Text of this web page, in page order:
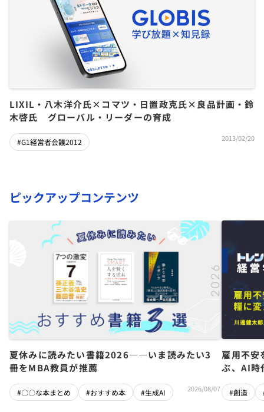
LIXIL・八木洋介氏×コマツ・日置政克氏×良品計画・鈴
木啓氏 グローバル・リーダーの育成
#G1経営者会議2012 2013/02/20
ピックアップコンテンツ
夏休みに読みたい書籍2026――いま読みたい3
冊をMBA教員が推薦
#〇〇な本まとめ #おすすめ本 #生成AI 2026/08/07
雇用不
ぶ、AI時
#創造